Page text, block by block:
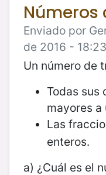
Números
Enviado por
de 2016 -
Un número de
Todas sus
mayores a
Las
enteros.
a) ¿Cuál es el